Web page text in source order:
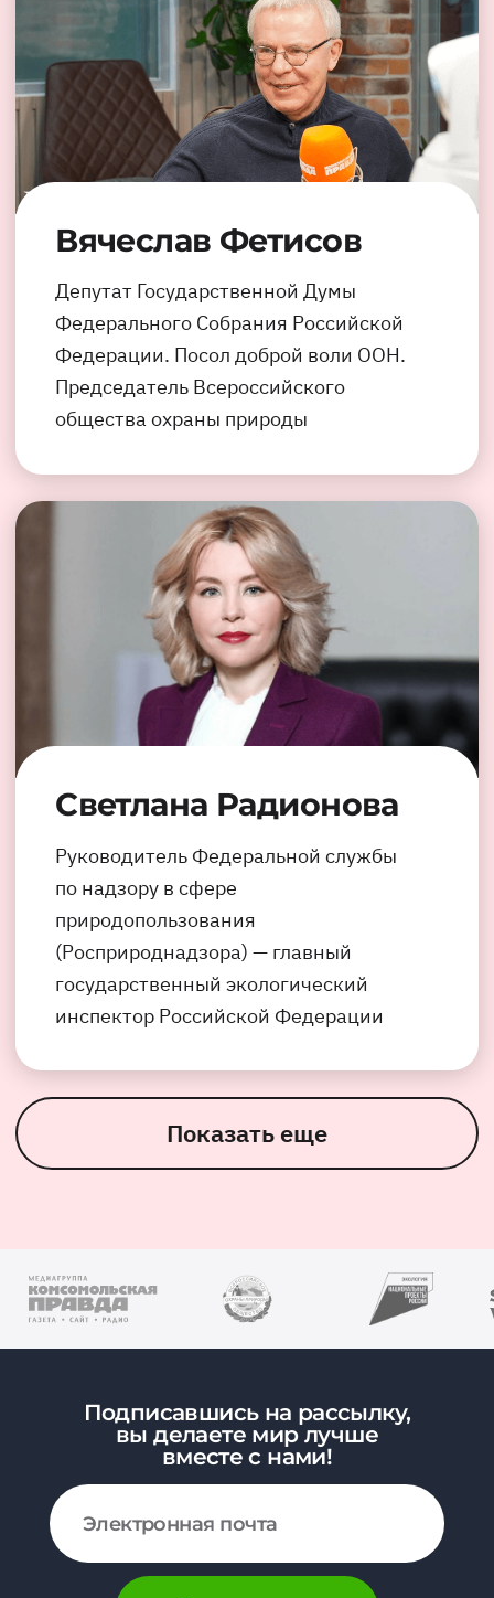
Вячеслав Фетисов
Депутат Государственной Думы
Федерального Собрания Российской
Федерации. Посол доброй воли ООН.
Председатель Всероссийского
общества охраны природы
Светлана Радионова
Руководитель Федеральной службы
по надзору в сфере
природопользования
(Росприроднадзора) — главный
государственный экологический
инспектор Российской Федерации
Показать еще
Подписавшись на рассылку,
вы делаете мир лучше
вместе с нами!